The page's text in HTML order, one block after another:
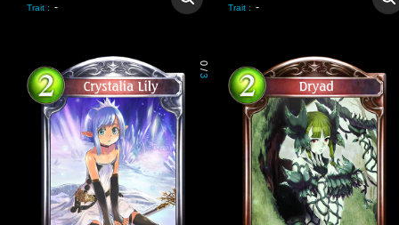
Trait : - Trait : -
0
/
3